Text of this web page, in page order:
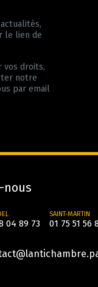
le lien de
vos droits,
notre
par email
nous
04 89 73
SAINT-MARTIN
01 75 51 56